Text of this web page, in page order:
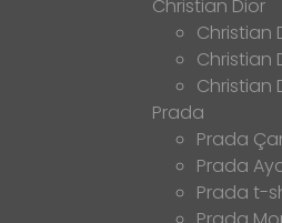
Christian Dior
Christian
Christian
Christian
Prada
Prada
Prada
Prada t-